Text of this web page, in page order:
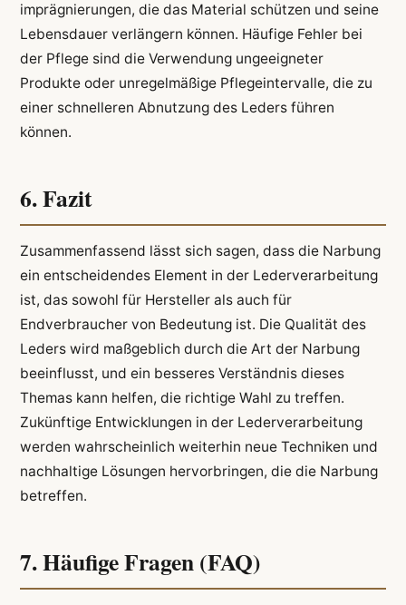
imprägnierungen, die das Material schützen und seine
Lebensdauer verlängern können. Häufige Fehler bei
der Pflege sind die Verwendung ungeeigneter
Produkte oder unregelmäßige Pflegeintervalle, die zu
einer schnelleren Abnutzung des Leders führen
können.
6. Fazit
Zusammenfassend lässt sich sagen, dass die Narbung
ein entscheidendes Element in der Lederverarbeitung
ist, das sowohl für Hersteller als auch für
Endverbraucher von Bedeutung ist. Die Qualität des
Leders wird maßgeblich durch die Art der Narbung
beeinflusst, und ein besseres Verständnis dieses
Themas kann helfen, die richtige Wahl zu treffen.
Zukünftige Entwicklungen in der Lederverarbeitung
werden wahrscheinlich weiterhin neue Techniken und
nachhaltige Lösungen hervorbringen, die die Narbung
betreffen.
7. Häufige Fragen (FAQ)